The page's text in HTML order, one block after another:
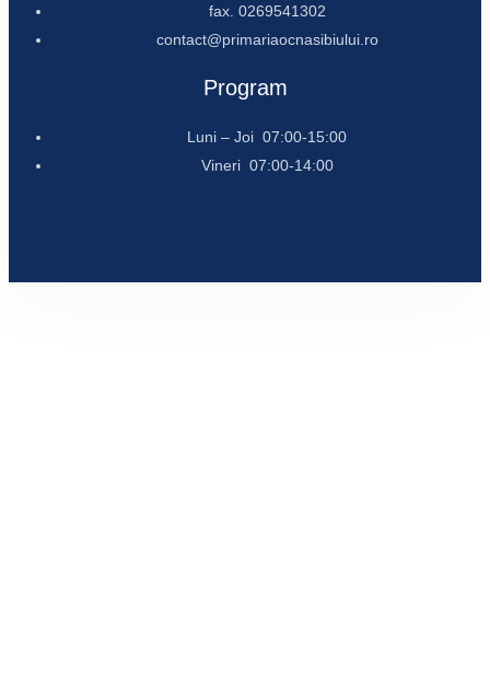
fax. 0269541302
contact@primariaocnasibiului.ro
Program
Luni – Joi 07:00-15:00
Vineri 07:00-14:00